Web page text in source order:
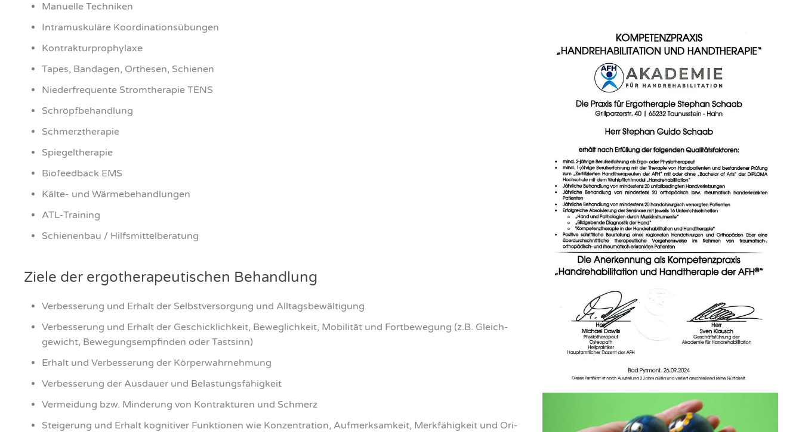
Manu­el­le Tech­ni­ken
Intra­mus­ku­lä­re Koor­di­na­ti­ons­übun­gen
Kon­trak­tur­pro­phy­la­xe
Tapes, Ban­da­gen, Orthe­sen, Schie­nen
Nie­der­fre­quen­te Strom­the­ra­pie TENS
Schröpf­be­hand­lung
Schmerz­the­ra­pie
Spie­gel­the­ra­pie
Bio­feed­back EMS
Käl­te- und Wär­me­be­hand­lun­gen
ATL-Trai­ning
Schie­nen­bau / Hilfs­mit­tel­be­ra­tung
Zie­le der ergo­the­ra­peu­ti­schen Behand­lung
Ver­bes­se­rung und Erhalt der Selbst­ver­sor­gung und All­tags­be­wäl­ti­gung
Ver­bes­se­rung und Erhalt der Geschick­lich­keit, Beweg­lich­keit, Mobi­li­tät und Fort­be­we­gung (z.B. Gleich­
ge­wicht, Bewe­gungs­emp­fin­den oder Tast­sinn)
Erhalt und Ver­bes­se­rung der Kör­per­wahr­neh­mung
Ver­bes­se­rung der Aus­dau­er und Belas­tungs­fä­hig­keit
Ver­mei­dung bzw. Min­de­rung von Kon­trak­tu­ren und Schmerz
Stei­ge­rung und Erhalt kogni­ti­ver Funk­tio­nen wie Kon­zen­tra­ti­on, Auf­merk­sam­keit, Merk­fä­hig­keit und Ori­